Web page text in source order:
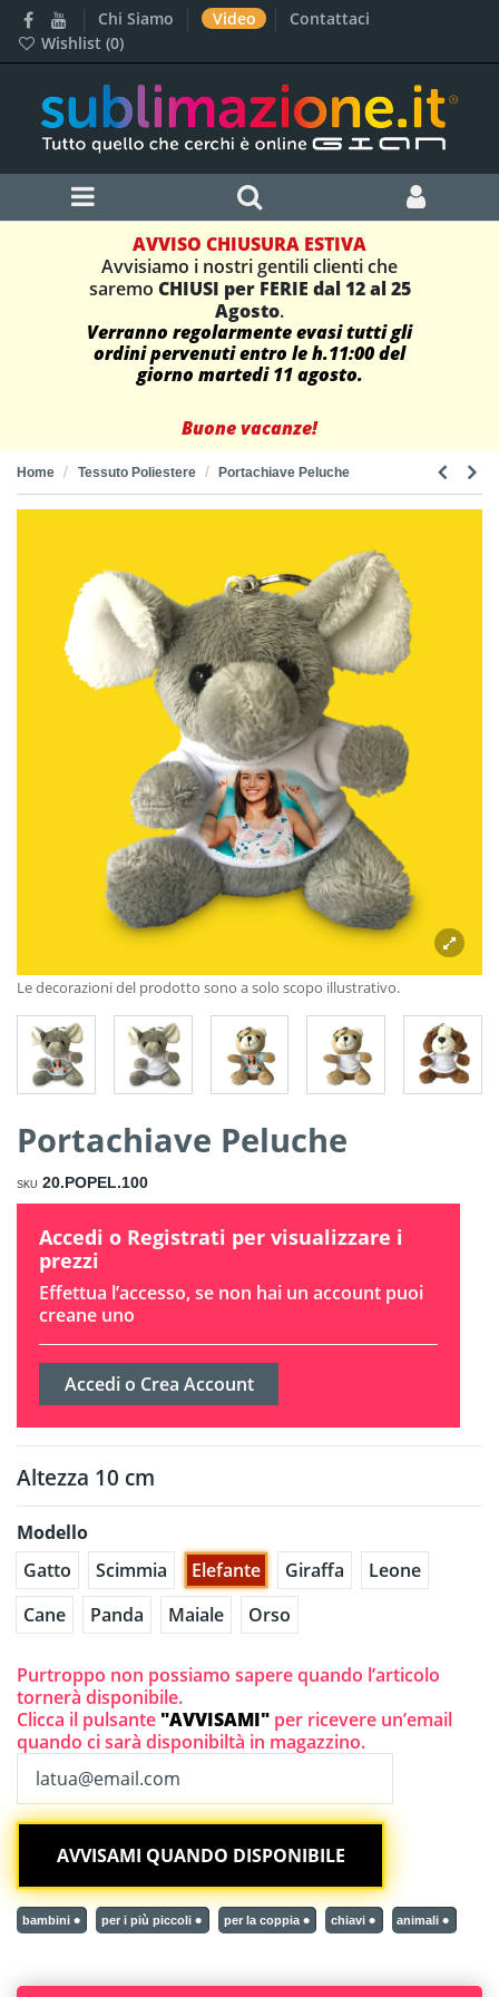
Chi Siamo Video
Contattaci
Wishlist (0)
AVVISO CHIUSURA ESTIVA
Avvisiamo i nostri gentili clienti che
saremo CHIUSI per FERIE dal 12 al 25
Agosto.
Verranno regolarmente evasi tutti gli
ordini pervenuti entro le h.11:00 del
giorno martedi 11 agosto.
Buone vacanze!
Home Tessuto Poliestere Portachiave Peluche
Portachiave Peluche
SKU 20.POPEL.100
Accedi o Registrati per visualizzare i
prezzi
Effettua l’accesso, se non hai un account puoi
creane uno
Accedi o Crea Account
Altezza 10 cm
Modello
Gatto
Scimmia Elefante Giraffa
Leone
Cane
Panda Maiale Orso
Purtroppo non possiamo sapere quando l’articolo
tornerà disponibile.
Clicca il pulsante "AVVISAMI" per ricevere un’email
quando ci sarà disponibiltà in magazzino.
bambini per i più piccoli per la coppia chiavi animali